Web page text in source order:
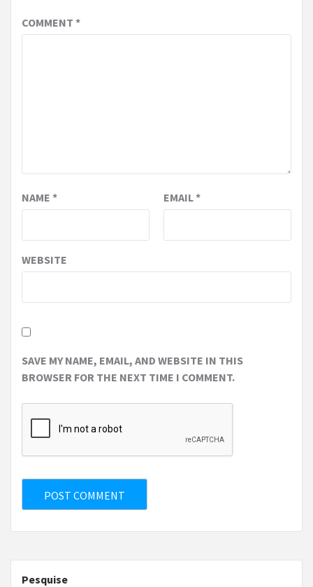
COMMENT *
NAME * EMAIL*
WEBSITE
SAVE MY NAME, EMAIL, AND WEBSITE IN THIS
BROWSER FOR THE NEXT TIME I COMMENT.
Pesquise